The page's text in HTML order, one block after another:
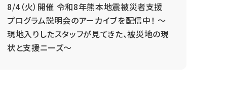
8/4（火）開催 令和8年熊本地震被災者支援
プログラム説明会のアーカイブを配信中！ ～
現地入りしたスタッフが見てきた、被災地の現
状と支援ニーズ～